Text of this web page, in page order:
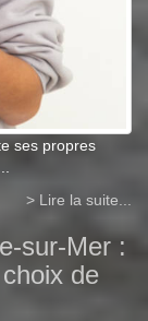
ses propres
> Lire la suite...
sur-Mer :
de